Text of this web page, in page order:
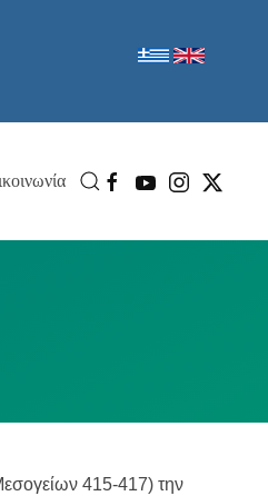
415-417) την